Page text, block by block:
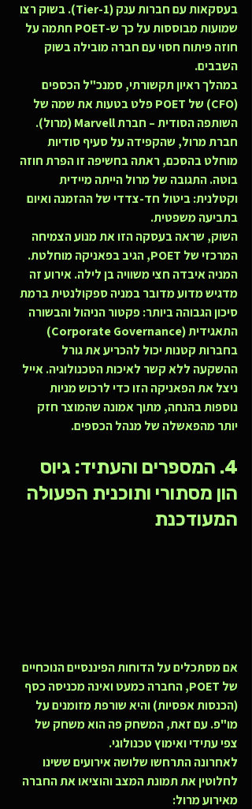
בעסקאות עם חברות ענק (Tier-1). בשוק רצו
שמועות מבוססות על כך ש-POET חתמה על
חוזה פיתוח חסוי עם חברה מובילה בשוק
השבבים.
במהלך ראיון תקשורתי, סמנכ"ל הכספים
(CFO) של POET פלט בטעות את שמה של
השותפה הסודית – חברת Marvell (מרול)
.
חברת מרול, שהקפידה על סעיף סודיות
מוחלט בהסכם, ראתה בחשיפה זו הפרת חוזה
בוטה. התגובה של מרול הייתה מיידית
וקטלנית: ביטול חד-צדדי של ההזמנה ואיום
בתביעה משפטית.
השוק, שראה בעסקה הזו את מנוע הצמיחה
המרכזי של POET, הגיב בפאניקה מוחלטת.
המניה איבדה חצי משוויה בן לילה. אירוע זה
מדגיש מדוע מדובר במניה ספקולנטית ברמת
סיכון הגבוהה ביותר: פקטור הניהול והבשורה
התאגידית (Corporate Governance)
בחברות קטנות יכול להכריע את גורל
ההשקעה ללא קשר לאיכות הטכנולוגיה. אייל
ניצל את הפאניקה הזו כדי לרכוש מניות
נוספות בהנחה, מתוך אמונה שהמוצר חזק
יותר מהפאשלה של מנהל הכספים.
4. המספרים והעתיד: גיוס
הון מסתורי ותוכנית הפעולה
המעודכנת
אם מסתכלים על הדוחות הפיננסיים הנוכחיים
של POET, החברה כמעט ואינה מכניסה כסף
(הכנסות אפסיות) והיא שורפת מזומנים על
מו"פ. עם זאת, המשחק פה הוא משחק של
צפי עתידי ואימוץ טכנולוגי.
לאחרונה התרחשו שלושה אירועים ששינו
לחלוטין את תמונת המצב והוציאו את החברה
מאירוע מרול: